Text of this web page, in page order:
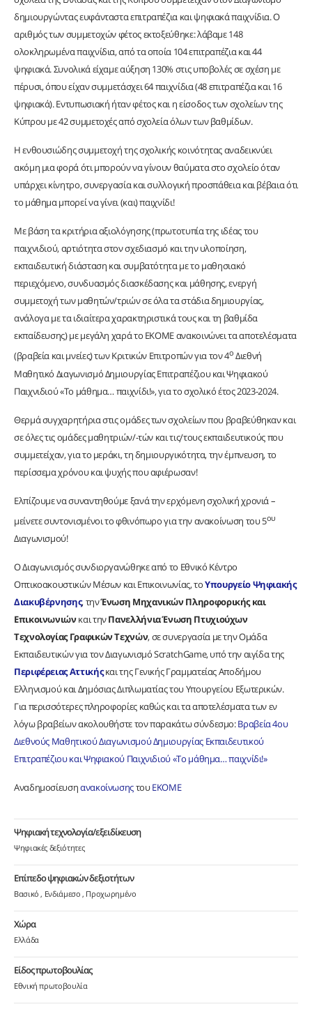
δημιουργώντας ευφάνταστα επιτραπέζια και ψηφιακά παιχνίδια. Ο
αριθμός των συμμετοχών φέτος εκτοξεύθηκε: λάβαμε 148
ολοκληρωμένα παιχνίδια, από τα οποία 104 επιτραπέζια και 44
ψηφιακά. Συνολικά είχαμε αύξηση 130% στις υποβολές σε σχέση με
πέρυσι, όπου είχαν συμμετάσχει 64 παιχνίδια (48 επιτραπέζια και 16
ψηφιακά). Εντυπωσιακή ήταν φέτος και η είσοδος των σχολείων της
Κύπρου με 42 συμμετοχές από σχολεία όλων των βαθμίδων.
Η ενθουσιώδης συμμετοχή της σχολικής κοινότητας αναδεικνύει
ακόμη μια φορά ότι μπορούν να γίνουν θαύματα στο σχολείο όταν
υπάρχει κίνητρο, συνεργασία και συλλογική προσπάθεια και βέβαια ότι
το μάθημα μπορεί να γίνει (και) παιχνίδι!
Με βάση τα κριτήρια αξιολόγησης (πρωτοτυπία της ιδέας του
παιχνιδιού, αρτιότητα στον σχεδιασμό και την υλοποίηση,
εκπαιδευτική διάσταση και συμβατότητα με το μαθησιακό
περιεχόμενο, συνδυασμός διασκέδασης και μάθησης, ενεργή
συμμετοχή των μαθητών/τριών σε όλα τα στάδια δημιουργίας,
ανάλογα με τα ιδιαίτερα χαρακτηριστικά τους και τη βαθμίδα
εκπαίδευσης) με μεγάλη χαρά το ΕΚΟΜΕ ανακοινώνει τα αποτελέσματα
(βραβεία και μνείες) των Κριτικών Επιτροπών για τον 4ο Διεθνή
Μαθητικό Διαγωνισμό Δημιουργίας Επιτραπέζιου και Ψηφιακού
Παιχνιδιού «Το μάθημα… παιχνίδι!», για το σχολικό έτος 2023-2024.
Θερμά συγχαρητήρια στις ομάδες των σχολείων που βραβεύθηκαν και
σε όλες τις ομάδες μαθητριών/-τών και τις/τους εκπαιδευτικούς που
συμμετείχαν, για το μεράκι, τη δημιουργικότητα, την έμπνευση, το
περίσσεμα χρόνου και ψυχής που αφιέρωσαν!
Ελπίζουμε να συναντηθούμε ξανά την ερχόμενη σχολική χρονιά –
μείνετε συντονισμένοι το φθινόπωρο για την ανακοίνωση του 5ου
Διαγωνισμού!
Ο Διαγωνισμός συνδιοργανώθηκε από το Εθνικό Κέντρο
Οπτικοακουστικών Μέσων και Επικοινωνίας, τοΥπουργείο Ψηφιακής
Διακυβέρνησης, τηνΈνωση Μηχανικών Πληροφορικής και
Επικοινωνιώνκαι τηνΠανελλήνια Ένωση Πτυχιούχων
Τεχνολογίας Γραφικών Τεχνών, σε συνεργασία με την Ομάδα
Εκπαιδευτικών για τον Διαγωνισμό ScratchGame, υπό την αιγίδα της
Περιφέρειας Αττικήςκαι της Γενικής Γραμματείας Αποδήμου
Ελληνισμού και Δημόσιας Διπλωματίας του Υπουργείου Εξωτερικών.
Για περισσότερες πληροφορίες καθώς και τα αποτελέσματα των εν
λόγω βραβείων ακολουθήστε τον παρακάτω σύνδεσμο:Βραβεία 4ου
Διεθνούς Μαθητικού Διαγωνισμού Δημιουργίας Εκπαιδευτικού
Επιτραπέζιου και Ψηφιακού Παιχνιδιού «Το μάθημα… παιχνίδι!»
ΑναδημοσίευσηανακοίνωσηςτουΕΚΟΜΕ
Ψηφιακή τεχνολογία/εξειδίκευση
Ψηφιακές δεξιότητες
Επίπεδο ψηφιακών δεξιοτήτων
Βασικό Ενδιάμεσο Προχωρημένο
Χώρα
Ελλάδα
Είδος πρωτοβουλίας
Εθνική πρωτοβουλία